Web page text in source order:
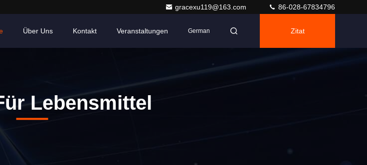
gracexu119@163.com 86-028-67834796
Über Uns Kontakt Veranstaltungen German Zitat
Lebensmittel